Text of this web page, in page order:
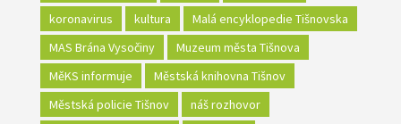
koronavirus
kultura
Malá encyklopedie Tišnovska
MAS Brána Vysočiny
Muzeum města Tišnova
MěKS informuje
Městská knihovna Tišnov
Městská policie Tišnov
náš rozhovor